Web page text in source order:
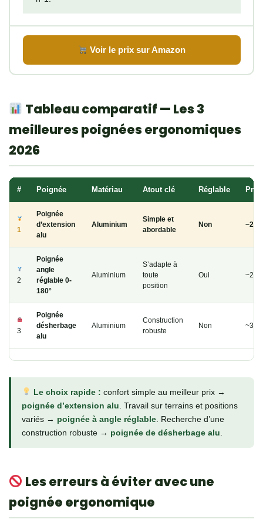
Voir le prix sur Amazon
Tableau comparatif — Les 3
meilleures poignées ergonomiques
2026
# Poignée Matériau Atout clé Réglable Prix
1
Poignée
d’extension
alu
Aluminium
Simple et
abordable
Non ~21€
2
Poignée
angle
réglable 0-
180°
Aluminium
S’adapte à
toute
position
Oui ~24€
3
Poignée
désherbage
alu
Aluminium
Construction
robuste
Non ~31€
Le choix rapide : confort simple au meilleur prix →
poignée d’extension alu . Travail sur terrains et positions
variés → poignée à angle réglable . Recherche d’une
construction robuste → poignée de désherbage alu
Les erreurs à éviter avec une
poignée ergonomique